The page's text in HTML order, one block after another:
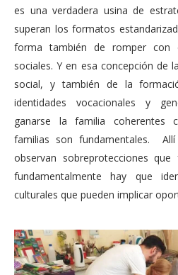
es una verdadera usina de
superan los formatos
forma también de romper con
sociales. Y en esa concepción de
social, y también de la
identidades vocacionales y
ganarse la familia coherentes
familias son fundamentales.
observan sobreprotecciones
fundamentalmente hay que
culturales que pueden implicar